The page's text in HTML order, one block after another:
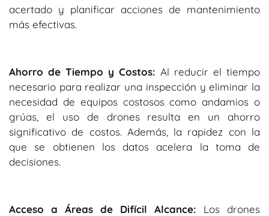
acertado y planificar acciones de mantenimiento
más efectivas.
Ahorro de Tiempo y Costos: Al reducir el tiempo
necesario para realizar una inspección y eliminar la
necesidad de equipos costosos como andamios o
grúas, el uso de drones resulta en un ahorro
significativo de costos. Además, la rapidez con la
que se obtienen los datos acelera la toma de
decisiones.
Acceso a Áreas de Difícil Alcance: Los drones